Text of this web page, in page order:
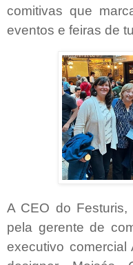
comitivas que
eventos e feiras de
A CEO do Festuris,
pela gerente de
executivo comercial